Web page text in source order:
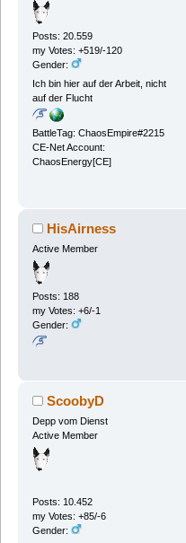
Posts: 20.559
my Votes: +519/-120
Gender:
Ich bin hier auf der Arbeit, nicht
auf der Flucht
BattleTag: ChaosEmpire#2215
CE-Net Account:
ChaosEnergy[CE]
HisAirness
Active Member
Posts: 188
my Votes: +6/-1
Gender:
ScoobyD
Depp vom Dienst
Active Member
Posts: 10.452
my Votes: +85/-6
Gender: